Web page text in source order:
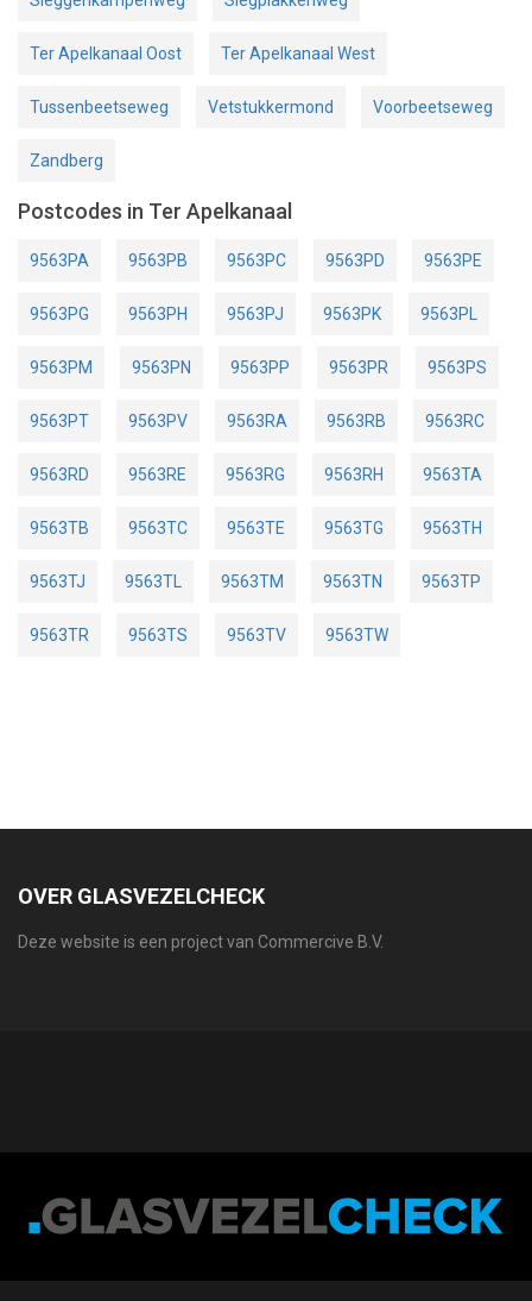
Ter Apelkanaal Oost Ter Apelkanaal West
Tussenbeetseweg Vetstukkermond Voorbeetseweg
Zandberg
Postcodes in Ter Apelkanaal
9563PA 9563PB 9563PC 9563PD 9563PE
9563PG 9563PH 9563PJ 9563PK 9563PL
9563PM 9563PN 9563PP 9563PR 9563PS
9563PT 9563PV 9563RA 9563RB 9563RC
9563RD 9563RE 9563RG 9563RH 9563TA
9563TB 9563TC 9563TE 9563TG 9563TH
9563TJ 9563TL 9563TM 9563TN 9563TP
9563TR 9563TS 9563TV 9563TW
OVER GLASVEZELCHECK
Deze website is een project van Commercive B.V.